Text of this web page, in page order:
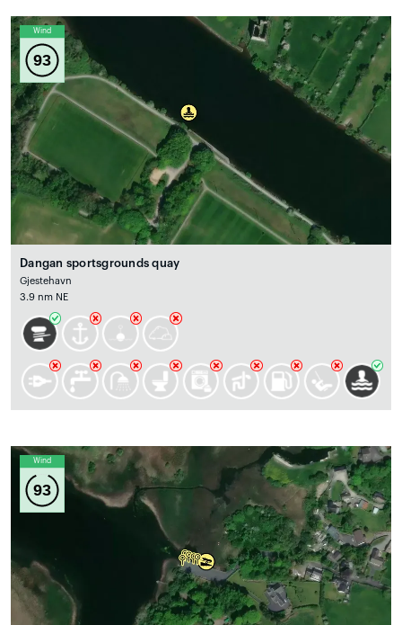
Wind
93
Dangan sportsgrounds quay
Gjestehavn
3.9 nm NE
Wind
93